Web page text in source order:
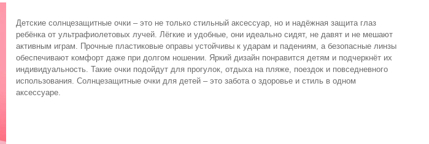
Детские солнцезащитные очки – это не только стильный аксессуар, но и надёжная защита глаз
ребёнка от ультрафиолетовых лучей. Лёгкие и удобные, они идеально сидят, не давят и не мешают
активным играм. Прочные пластиковые оправы устойчивы к ударам и падениям, а безопасные линзы
обеспечивают комфорт даже при долгом ношении. Яркий дизайн понравится детям и подчеркнёт их
индивидуальность. Такие очки подойдут для прогулок, отдыха на пляже, поездок и повседневного
использования. Солнцезащитные очки для детей – это забота о здоровье и стиль в одном
аксессуаре.